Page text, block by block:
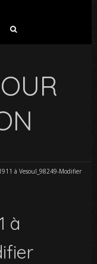
à Vesoul_98249-Modifier
à